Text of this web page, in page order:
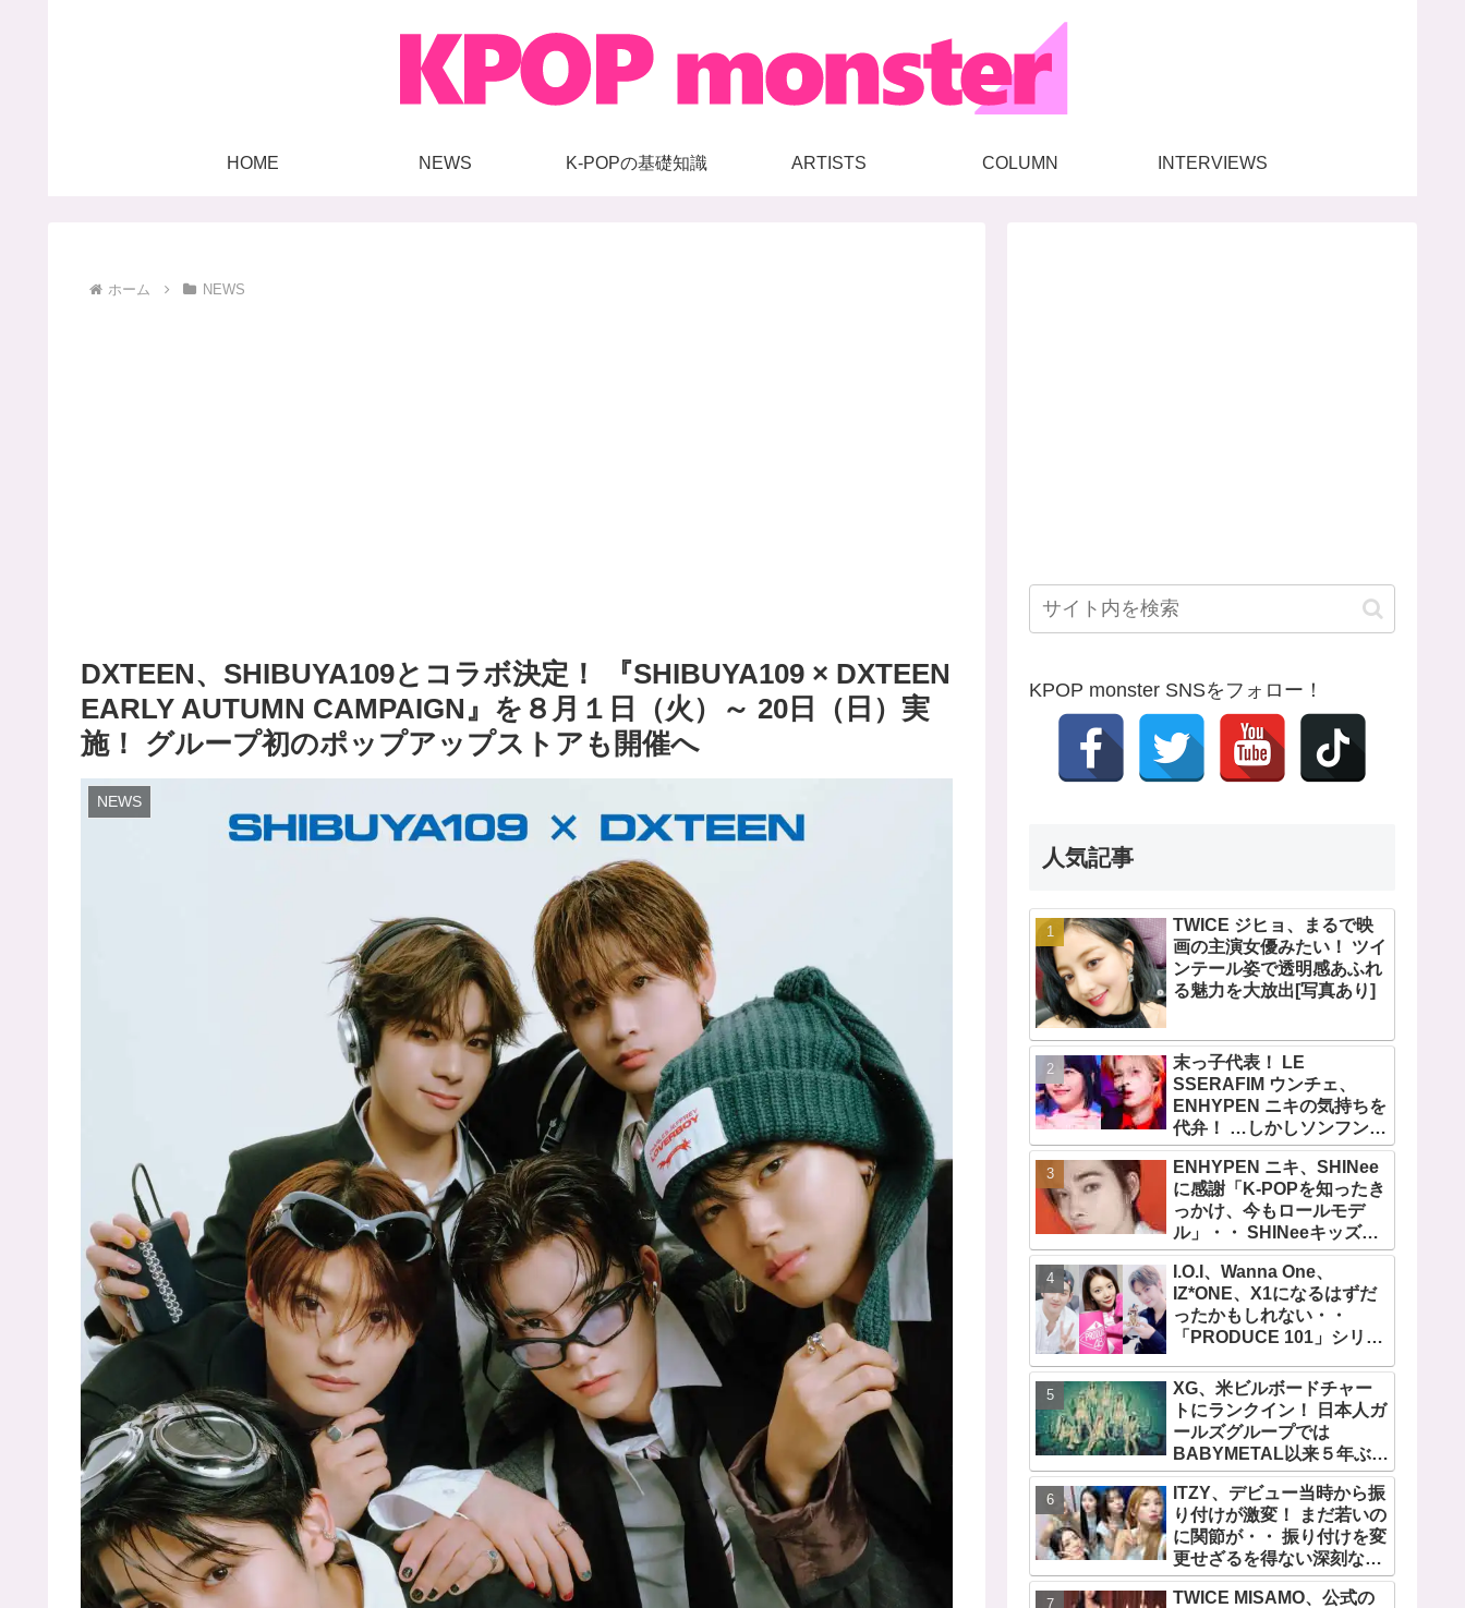
HOME NEWS K-POPの基礎知識 ARTISTS COLUMN INTERVIEWS
ホーム NEWS
DXTEEN、SHIBUYA109とコラボ決定！ 『SHIBUYA109 × DXTEEN
EARLY AUTUMN CAMPAIGN』を８月１日（火）～ 20日（日）実
施！ グループ初のポップアップストアも開催へ
NEWS
KPOP monster SNSをフォロー！
人気記事
TWICE ジヒョ、まるで映
画の主演女優みたい！ ツイ
ンテール姿で透明感あふれ
る魅力を大放出[写真あり]
末っ子代表！ LE
SSERAFIM ウンチェ、
ENHYPEN ニキの気持ちを
代弁！ …しかしソンフンは
全否定「うちの末っ子は違
います」・・ かわいすぎる
２人の会話に爆笑
ENHYPEN ニキ、SHINee
に感謝「K-POPを知ったき
っかけ、今もロールモデ
ル」・・ SHINeeキッズと
しての経験を経て６年ぶり
に東京ドームに帰還した感
想は？
I.O.I、Wanna One、
IZ*ONE、X1になるはずだ
ったかもしれない・・
「PRODUCE 101」シリー
せられた練習生12人の氏名
が公表
XG、米ビルボードチャー
トにランクイン！ 日本人ガ
ールズグループでは
BABYMETAL以来５年ぶり
の快挙！ XGのグローバル
人気が止まらない…「コー
チェラ2025」にも日本人唯
一の出演
ITZY、デビュー当時から振
り付けが激変！ まだ若いの
に関節が・・ 振り付けを変
更せざるを得ない深刻な問
題とは
TWICE MISAMO、公式の